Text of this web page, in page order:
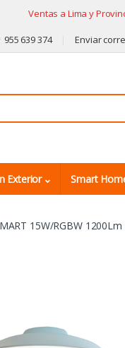
Ventas a Lima y
955 639 374 Enviar
Exterior Smart
15W/RGBW 1200Lm